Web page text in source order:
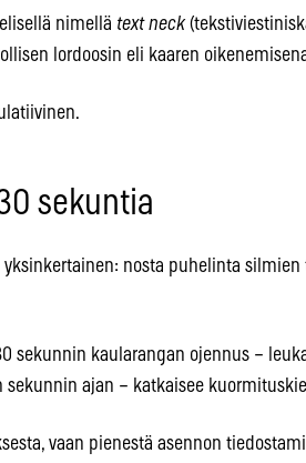
nimellä text neck
lordoosin eli kaaren
sekuntia
nosta puhelinta silmien
sekunnin kaularangan ojennus –
ajan – katkaisee
vaan pienestä asennon